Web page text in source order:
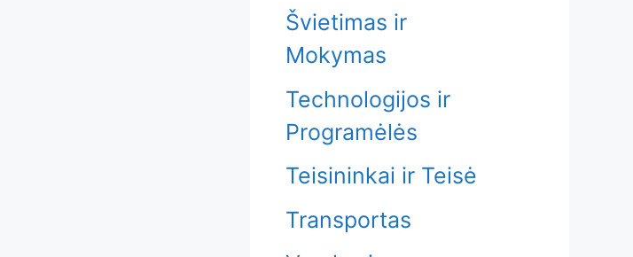
Švietimas ir
Mokymas
Technologijos ir
Programėlės
Teisininkai ir Teisė
Transportas